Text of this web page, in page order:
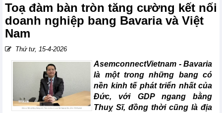
Toạ đàm bàn tròn tăng cường kết nối
doanh nghiệp bang Bavaria và Việt
Nam
Thứ tư, 15-4-2026
AsemconnectVietnam - Bavaria
là một trong những bang có
nền kinh tế phát triển nhất của
Đức, với GDP ngang bằng
Thuỵ Sĩ, đồng thời cũng là địa